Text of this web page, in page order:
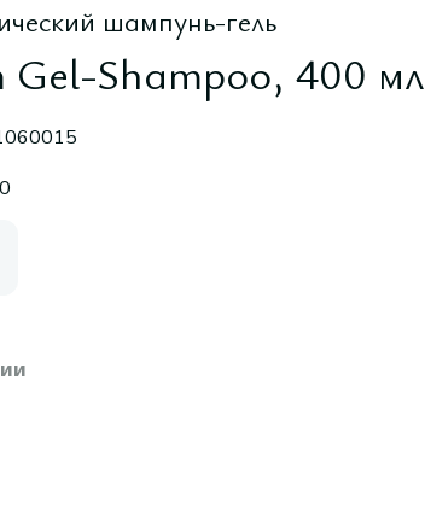
шампунь-гель
Gel-Shampoo, 400 мл